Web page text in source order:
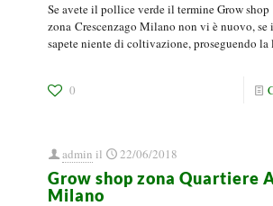
Se avete il pollice verde il termine Grow shop
zona Crescenzago Milano non vi è nuovo, se
sapete niente di coltivazione, proseguendo la
0
admin il 22/06/2018
Grow shop zona Quartiere
Milano